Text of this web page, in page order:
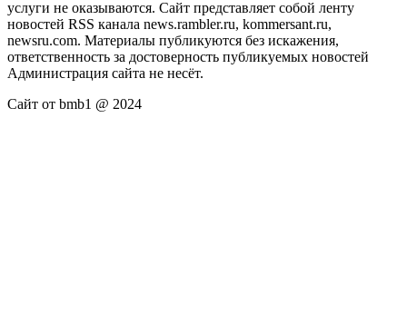
услуги не оказываются. Сайт представляет собой ленту
новостей RSS канала news.rambler.ru, kommersant.ru,
newsru.com. Материалы публикуются без искажения,
ответственность за достоверность публикуемых новостей
Администрация сайта не несёт.
Сайт от bmb1 @ 2024